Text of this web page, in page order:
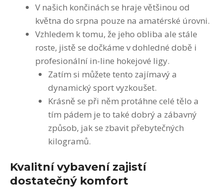
V našich končinách se hraje většinou od
května do srpna pouze na amatérské úrovni.
Vzhledem k tomu, že jeho obliba ale stále
roste, jistě se dočkáme v dohledné době i
profesionální in-line hokejové ligy.
Zatím si můžete tento zajímavý a
dynamický sport vyzkoušet.
Krásně se při něm protáhne celé tělo a
tím pádem je to také dobrý a zábavný
způsob, jak se zbavit přebytečných
kilogramů.
Kvalitní vybavení zajistí
dostatečný komfort